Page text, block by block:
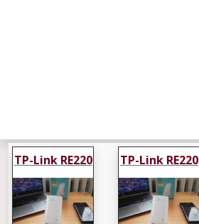
TP-Link RE220 TP-Link RE220